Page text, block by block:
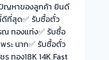
ปัญหาของลูกค้า ยินดี
ดีที่สุด✅ รับซื้อตั๋ว
ทองแท่ง✅ รับซื้อ
ระ นาก✅ รับซื้อตั๋ว
ทอง18K 14K Fast